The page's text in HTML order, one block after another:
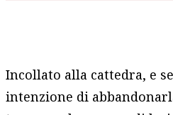
Incollato alla cattedra, e
intenzione di